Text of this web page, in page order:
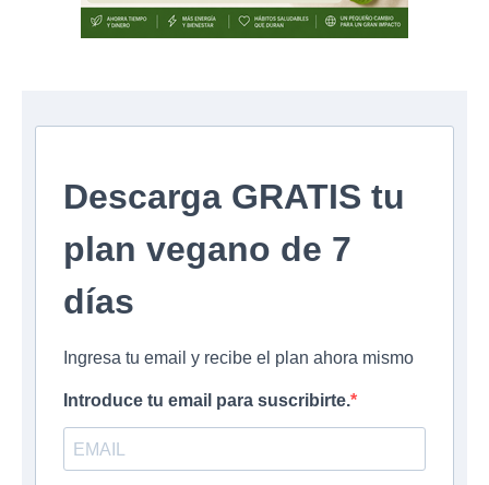
Descarga GRATIS tu
plan vegano de 7
días
Ingresa tu email y recibe el plan ahora mismo
Introduce tu email para suscribirte.